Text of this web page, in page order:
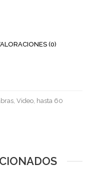
(0)
Video, hasta 60